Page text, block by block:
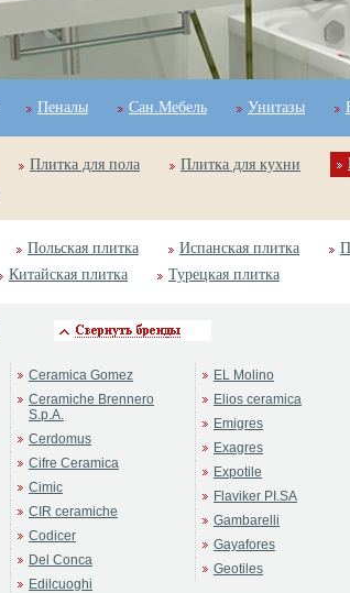
Пеналы Сан.Мебель Унитазы
Плитка для пола Плитка для кухни
Польская плитка Испанская плитка
Китайская плитка Турецкая плитка
Ceramica Gomez
Ceramiche Brennero
S.p.A.
Cerdomus
Cifre Ceramica
Cimic
CIR ceramiche
Codicer
Del Conca
Edilcuoghi
EL Molino
Elios ceramica
Emigres
Exagres
Expotile
Flaviker PI.SA
Gambarelli
Gayafores
Geotiles